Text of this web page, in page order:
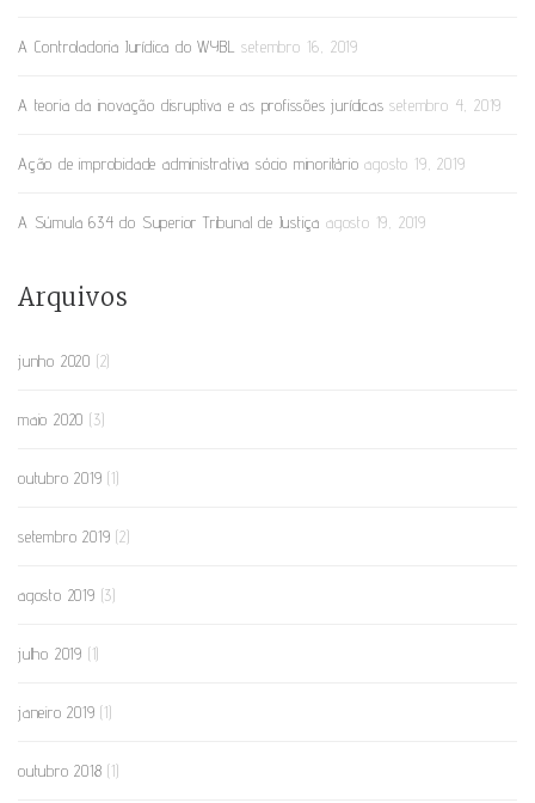
A Controladoria Jurídica do WYBL setembro 16, 2019
A teoria da inovação disruptiva e as profissões jurídicas setembro 4, 2019
Ação de improbidade administrativa sócio minoritário agosto 19, 2019
A Súmula 634 do Superior Tribunal de Justiça agosto 19, 2019
Arquivos
junho 2020 (2)
maio 2020 (3)
outubro 2019 (1)
setembro 2019 (2)
agosto 2019 (3)
julho 2019 (1)
janeiro 2019 (1)
outubro 2018 (1)